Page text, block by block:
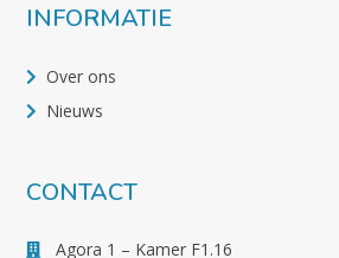
INFORMATIE
Over ons
Nieuws
CONTACT
Agora 1 – Kamer F1.16